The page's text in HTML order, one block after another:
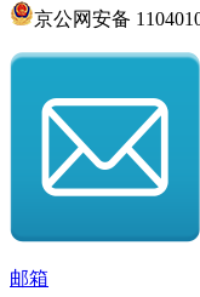
京公网安备
邮箱